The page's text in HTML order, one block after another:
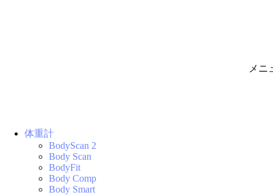
メニ
体重計
BodyScan 2
Body Scan
BodyFit
Body Comp
Body Smart